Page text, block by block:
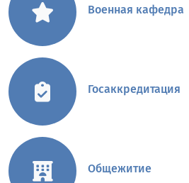
Военная кафедра
Госаккредитация
Общежитие